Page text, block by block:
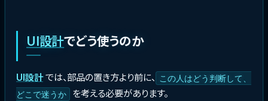
UI設計でどう使うのか
UI設計では、部品の置き方より前に、 この人はどう判断して、
どこで迷うか
を考える必要があります。